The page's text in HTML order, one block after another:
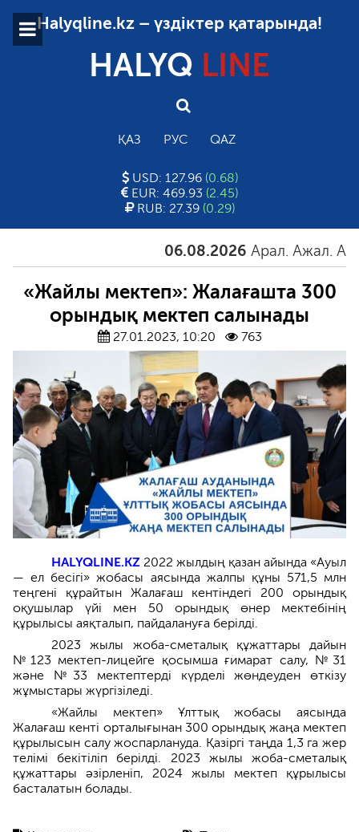
Halyqline.kz – үздіктер қатарында!
HALYQ LINE
ҚАЗ РУС QAZ
USD: 127.96 (0.68)
EUR: 469.93 (2.45)
RUB: 27.39 (0.29)
06.08.2026 Арал. Ажал. Айғақ
«Жайлы мектеп»: Жалағашта 300
орындық мектеп салынады
27.01.2023, 10:20 763
HALYQLINE.KZ 2022 жылдың қазан айында «Ауыл
— ел бесігі» жобасы аясында жалпы құны 571,5 млн
теңгені құрайтын Жалағаш кентіндегі 200 орындық
оқушылар үйі мен 50 орындық өнер мектебінің
құрылысы аяқталып, пайдалануға берілді.
2023 жылы жоба-сметалық құжаттары дайын
№123 мектеп-лицейге қосымша ғимарат салу, №31
және №33 мектептерді күрделі жөндеуден өткізу
жұмыстары жүргізіледі.
«Жайлы мектеп» Ұлттық жобасы аясында
Жалағаш кенті орталығынан 300 орындық жаңа мектеп
құрылысын салу жоспарлануда. Қазіргі таңда 1,3 га жер
телімі бекітіліп берілді. 2023 жылы жоба-сметалық
құжаттары әзірленіп, 2024 жылы мектеп құрылысы
басталатын болады.